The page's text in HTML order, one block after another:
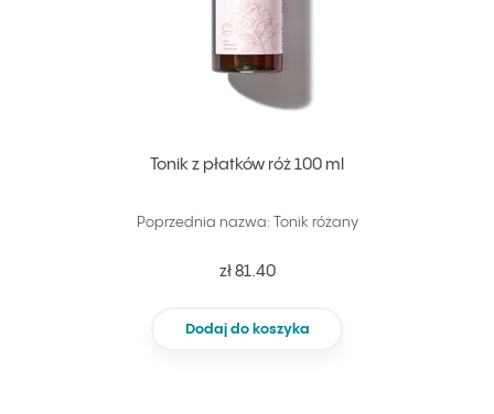
Tonik z płatków róż 100 ml
Poprzednia nazwa: Tonik różany
zł 81.40
Dodaj do koszyka